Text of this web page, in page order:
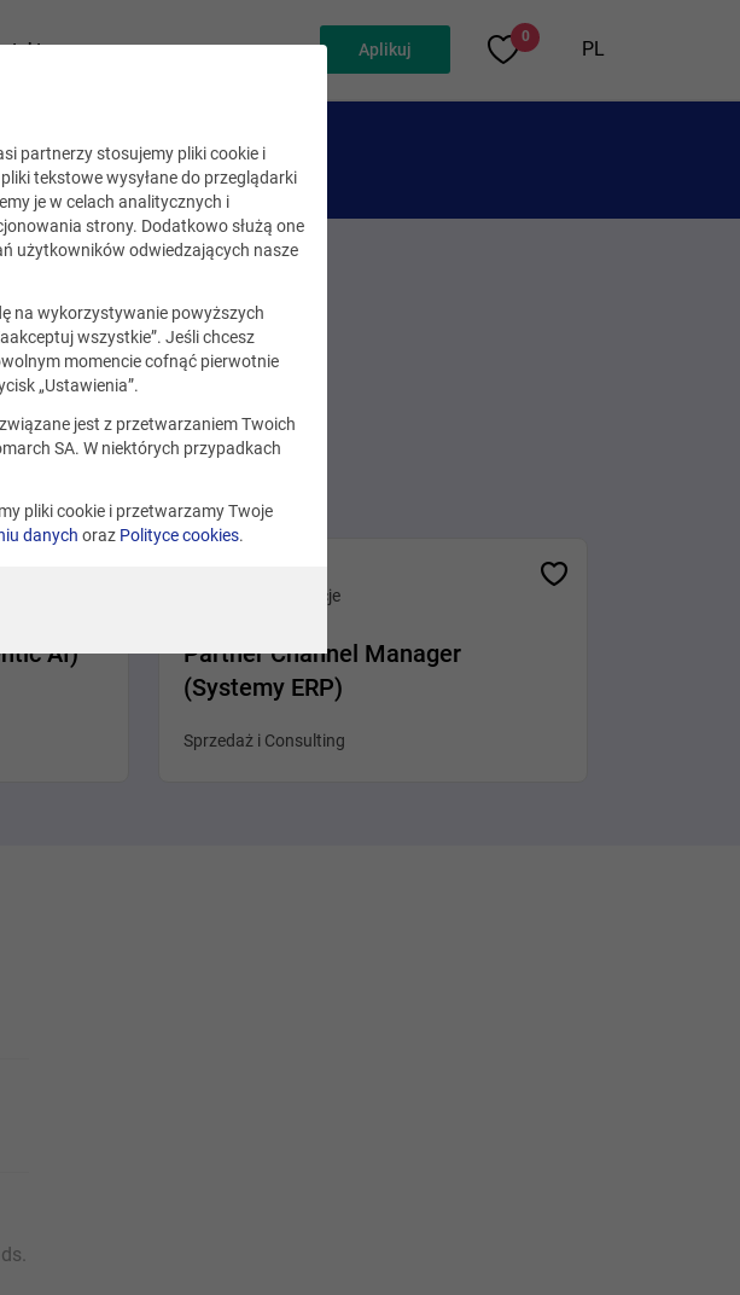
Aplikuj
0
PL
AI)
Różne lokalizacje
Partner Channel Manager
(Systemy ERP)
Sprzedaż i Consulting
partnerzy stosujemy pliki cookie i
tekstowe wysyłane do przeglądarki
je w celach analitycznych i
strony. Dodatkowo służą one
użytkowników odwiedzających nasze
na wykorzystywanie powyższych
wszystkie”. Jeśli chcesz
momencie cofnąć pierwotnie
„Ustawienia”.
jest z przetwarzaniem Twoich
SA. W niektórych przypadkach
pliki cookie i przetwarzamy Twoje
danych oraz Polityce cookies.